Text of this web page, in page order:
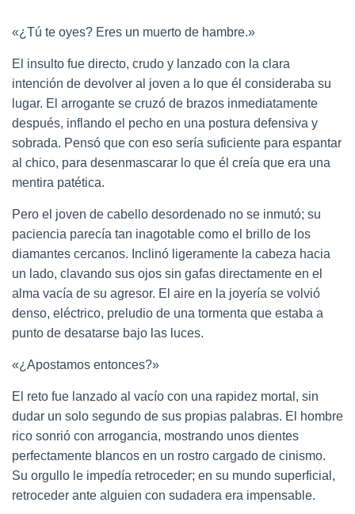
«¿Tú te oyes? Eres un muerto de hambre.»
El insulto fue directo, crudo y lanzado con la clara
intención de devolver al joven a lo que él consideraba su
lugar. El arrogante se cruzó de brazos inmediatamente
después, inflando el pecho en una postura defensiva y
sobrada. Pensó que con eso sería suficiente para espantar
al chico, para desenmascarar lo que él creía que era una
mentira patética.
Pero el joven de cabello desordenado no se inmutó; su
paciencia parecía tan inagotable como el brillo de los
diamantes cercanos. Inclinó ligeramente la cabeza hacia
un lado, clavando sus ojos sin gafas directamente en el
alma vacía de su agresor. El aire en la joyería se volvió
denso, eléctrico, preludio de una tormenta que estaba a
punto de desatarse bajo las luces.
«¿Apostamos entonces?»
El reto fue lanzado al vacío con una rapidez mortal, sin
dudar un solo segundo de sus propias palabras. El hombre
rico sonrió con arrogancia, mostrando unos dientes
perfectamente blancos en un rostro cargado de cinismo.
Su orgullo le impedía retroceder; en su mundo superficial,
retroceder ante alguien con sudadera era impensable.